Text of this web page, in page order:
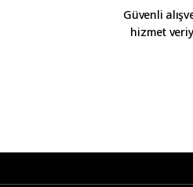
Güvenli
hizmet